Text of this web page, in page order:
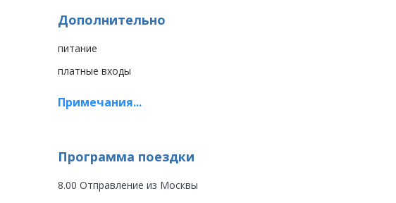
Дополнительно
питание
платные входы
Примечания...
Программа поездки
8.00 Отправление из Москвы